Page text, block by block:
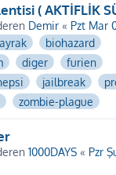
( AKTİFLİK
Demir « Pzt Mar
biohazard
diger
furien
jailbreak
zombie-plague
1000DAYS « Pzr